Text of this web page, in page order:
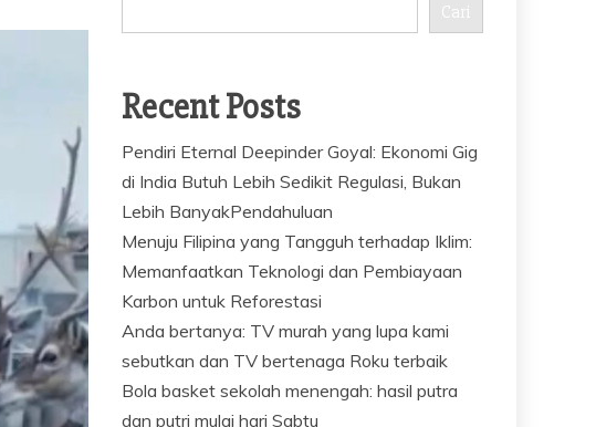
Cari
Recent Posts
Pendiri Eternal Deepinder Goyal: Ekonomi Gig
di India Butuh Lebih Sedikit Regulasi, Bukan
Lebih BanyakPendahuluan
Menuju Filipina yang Tangguh terhadap Iklim:
Memanfaatkan Teknologi dan Pembiayaan
Karbon untuk Reforestasi
Anda bertanya: TV murah yang lupa kami
sebutkan dan TV bertenaga Roku terbaik
Bola basket sekolah menengah: hasil putra
dan putri mulai hari Sabtu